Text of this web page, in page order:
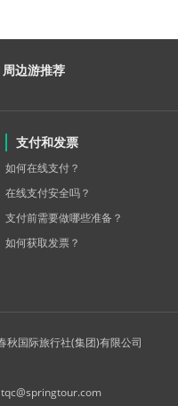
周边游推荐
支付和发票
如何在线支付？
在线支付安全吗？
支付前需要做哪些准备？
如何获取发票？
国际旅行社(集团)有限公司